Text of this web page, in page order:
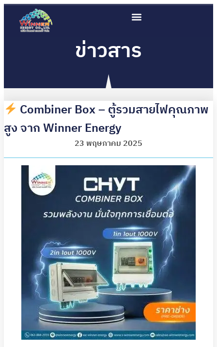
ข่าวสาร
Combiner Box – ตู้รวมสายไฟคุณภาพ
สูง จาก Winner Energy
23 พฤษภาคม 2025